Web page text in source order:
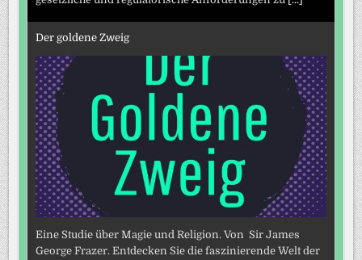
Der goldene Zweig
Eine Studie über Magie und Religion. Von Sir James
George Frazer. Entdecken Sie die faszinierende Welt der